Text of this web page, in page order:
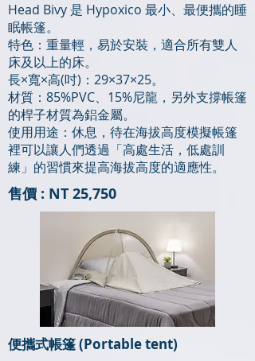
Head Bivy 是 Hypoxico 最小、最便攜的睡
眠帳篷。
特色：重量輕，易於安裝，適合所有雙人
床及以上的床。
長×寬×高(吋)：29×37×25。
材質：85%PVC、15%尼龍，另外支撐帳篷
的桿子材質為鋁金屬。
使用用途：休息，待在海拔高度模擬帳篷
裡可以讓人們透過「高處生活，低處訓
練」的習慣來提高海拔高度的適應性。
售價 : NT 25,750
便攜式帳篷 (Portable tent)